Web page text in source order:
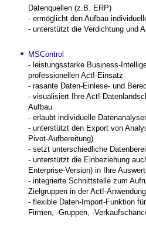
Daten­quellen (z.B. ERP)
- ermöglicht den Aufbau
- unterstützt die Verdichtung und
MSControl
- leistungs­starke Business-
professionellen Act!-Einsatz
- rasante Daten-Einlese- und
- visualisiert Ihre Act!-
Aufbau
- erlaubt individuelle
- unterstützt den Export von
Pivot-Aufbereitung)
- setzt unterschiedliche
- unterstützt die Einbeziehung
Enterprise-Version) in Ihre
- integrierte Schnittstelle zum
Zielgruppen in der Act!-Anwendung
- flexible Daten-Import-Funktion
Firmen, -Gruppen, -